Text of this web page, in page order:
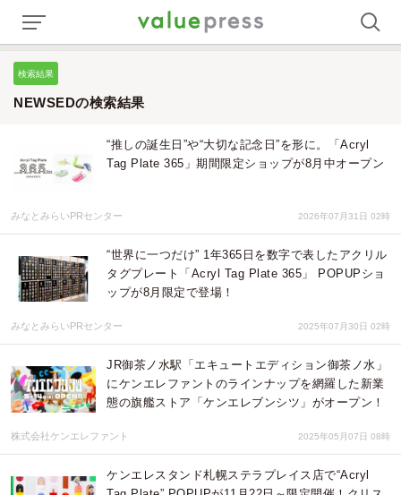
検索結果
NEWSEDの検索結果
“推しの誕生日”や“大切な記念日”を形に。「Acryl
Tag Plate 365」期間限定ショップが8月中オープン
みなとみらいPRセンター 2026年07月31日 02時
“世界に一つだけ” 1年365日を数字で表したアクリル
タグプレート「Acryl Tag Plate 365」 POPUPショ
ップが8月限定で登場！
みなとみらいPRセンター 2025年07月30日 02時
JR御茶ノ水駅「エキュートエディション御茶ノ水」
にケンエレファントのラインナップを網羅した新業
態の旗艦ストア「ケンエレブンシツ」がオープン！
株式会社ケンエレファント 2025年05月07日 08時
ケンエレスタンド札幌ステラプレイス店で“Acryl